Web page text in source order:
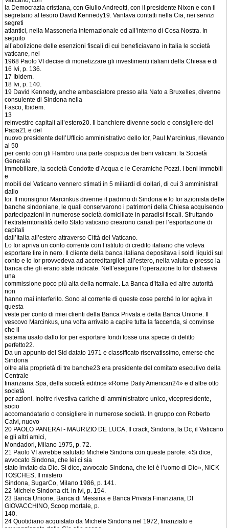
la Democrazia cristiana, con Giulio Andreotti, con il presidente Nixon e con il
segretario al tesoro David Kennedy19. Vantava contatti nella Cia, nei servizi
segreti
atlantici, nella Massoneria internazionale ed all’interno di Cosa Nostra. In
seguito
all’abolizione delle esenzioni fiscali di cui beneficiavano in Italia le società
vaticane, nel
1968 Paolo VI decise di monetizzare gli investimenti italiani della Chiesa e di
16 Ivi, p. 136.
17 Ibidem.
18 Ivi, p. 140.
19 David Kennedy, anche ambasciatore presso alla Nato a Bruxelles, divenne
consulente di Sindona nella
Fasco, Ibidem.
13
reinvestire capitali all’estero20. Il banchiere divenne socio e consigliere del
Papa21 e del
nuovo presidente dell’Ufficio amministrativo dello Ior, Paul Marcinkus, rilevando
al 50
per cento con gli Hambro una parte cospicua dei beni vaticani: la Società
Generale
Immobiliare, la società Condotte d’Acqua e le Ceramiche Pozzi. I beni immobili
e
mobili del Vaticano vennero stimati in 5 miliardi di dollari, di cui 3 amministrati
dallo
Ior. Il monsignor Marcinkus divenne il padrino di Sindona e lo Ior azionista delle
banche sindoniane, le quali conservarono i patrimoni della Chiesa acquisendo
partecipazioni in numerose società domiciliate in paradisi fiscali. Sfruttando
l’extraterritorialità dello Stato vaticano crearono canali per l’esportazione di
capitali
dall’Italia all’estero attraverso Città del Vaticano.
Lo Ior apriva un conto corrente con l’istituto di credito italiano che voleva
esportare lire in nero. Il cliente della banca italiana depositava i soldi liquidi sul
conto e lo Ior provvedeva ad accreditarglieli all’estero, nella valuta e presso la
banca che gli erano state indicate. Nell’eseguire l’operazione lo Ior distraeva
una
commissione poco più alta della normale. La Banca d’Italia ed altre autorità
non
hanno mai interferito. Sono al corrente di queste cose perché lo Ior agiva in
questa
veste per conto di miei clienti della Banca Privata e della Banca Unione. Il
vescovo Marcinkus, una volta arrivato a capire tutta la faccenda, si convinse
che il
sistema usato dallo Ior per esportare fondi fosse una specie di delitto
perfetto22.
Da un appunto del Sid datato 1971 e classificato riservatissimo, emerse che
Sindona
oltre alla proprietà di tre banche23 era presidente del comitato esecutivo della
Centrale
finanziaria Spa, della società editrice «Rome Daily American24» e d’altre otto
società
per azioni. Inoltre rivestiva cariche di amministratore unico, vicepresidente,
socio
accomandatario o consigliere in numerose società. In gruppo con Roberto
Calvi, nuovo
20 PAOLO PANERAI - MAURIZIO DE LUCA, Il crack, Sindona, la Dc, il Vaticano
e gli altri amici,
Mondadori, Milano 1975, p. 72.
21 Paolo VI avrebbe salutato Michele Sindona con queste parole: «Si dice,
avvocato Sindona, che lei ci sia
stato inviato da Dio. Si dice, avvocato Sindona, che lei è l’uomo di Dio», NICK
TOSCHES, Il mistero
Sindona, SugarCo, Milano 1986, p. 141.
22 Michele Sindona cit. in Ivi, p. 154.
23 Banca Unione, Banca di Messina e Banca Privata Finanziaria, DI
GIOVACCHINO, Scoop mortale, p.
140.
24 Quotidiano acquistato da Michele Sindona nel 1972, finanziato e